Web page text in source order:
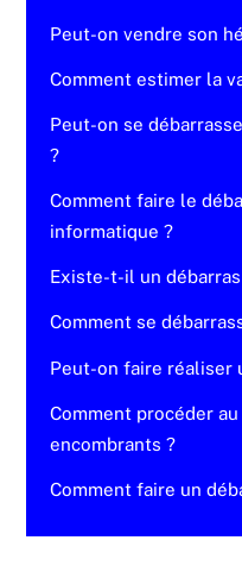
Peut-on vendre son
Comment estimer la
Peut-on se
?
Comment faire le
informatique ?
Existe-t-il un débarras
Comment se
Peut-on faire réaliser
Comment procéder
encombrants ?
Comment faire un